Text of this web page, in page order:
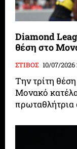
Diamond
θέση στο
ΣΤΙΒΟΣ 10/07/2026
Την τρίτη
Μονακό
πρωταθλήτρια